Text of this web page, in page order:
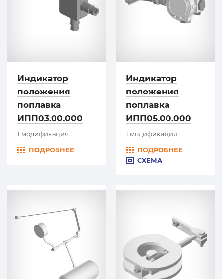
Индикатор
положения
поплавка
ИПП03.00.000
1 модификация
ПОДРОБНЕЕ
Индикатор
положения
поплавка
ИПП05.00.000
1 модификация
ПОДРОБНЕЕ
СХЕМА